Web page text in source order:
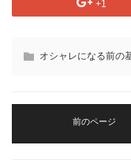
+1
オシャレになる前の
前のページ